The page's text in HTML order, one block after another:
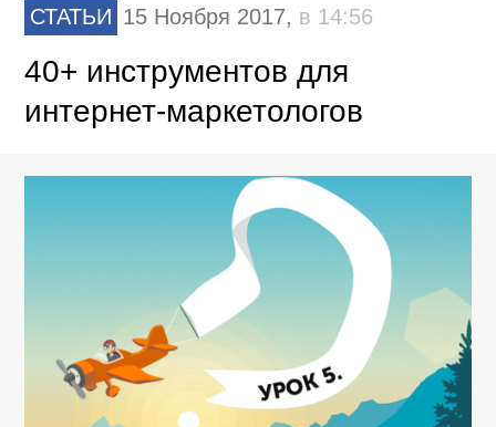
СТАТЬИ 15 Ноября 2017, в 14:56
40+ инструментов для
интернет-маркетологов